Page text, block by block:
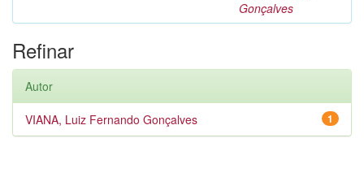
Gonçalves
Refinar
Autor
1
VIANA, Luiz Fernando Gonçalves